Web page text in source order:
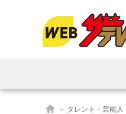
タレント・芸能人